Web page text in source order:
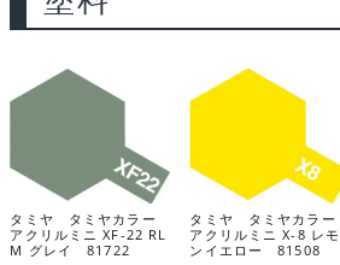
タミヤ タミヤカラー
アクリルミニ XF-22 RL
M グレイ 81722
タミヤ タミヤカラー
アクリルミニ X-8 レモ
ンイエロー 81508